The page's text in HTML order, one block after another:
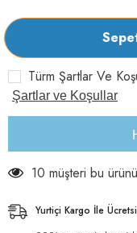
(XL
adeti
azaltın
(XL
Boy)
adeti
Türm Şartlar Ve
Şartlar ve Koşullar
10 müşteri bu
Yurtiçi Kargo İle